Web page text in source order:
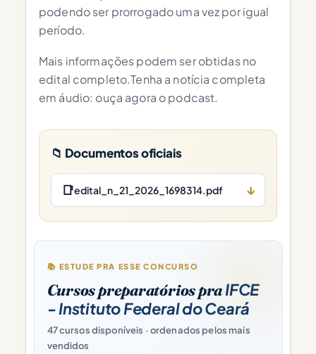
podendo ser prorrogado uma vez por igual
período.
Mais informações podem ser obtidas no
edital completo.Tenha a notícia completa
em áudio: ouça agora o podcast.
📁 Documentos oficiais
📑edital_n_21_2026_1698314.pdf ↓
📚 ESTUDE PRA ESSE CONCURSO
Cursos preparatórios praIFCE
- Instituto Federal do Ceará
47 cursos disponíveis · ordenados pelos mais
vendidos